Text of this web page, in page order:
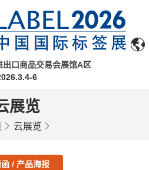
出口商品交易会展馆A区
6
展览
云展览
/ 产品海报